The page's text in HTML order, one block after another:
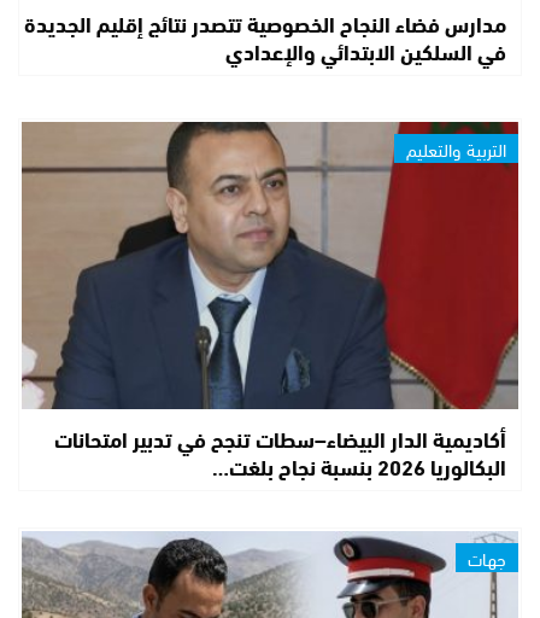
مدارس فضاء النجاح الخصوصية تتصدر نتائج إقليم الجديدة
في السلكين الابتدائي والإعدادي
التربية والتعليم
أكاديمية الدار البيضاء–سطات تنجح في تدبير امتحانات
البكالوريا 2026 بنسبة نجاح بلغت…
جهات